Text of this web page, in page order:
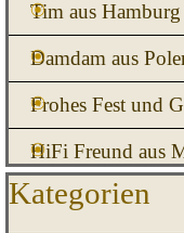
Tim aus Hamburg
Damdam aus
Frohes Fest und
HiFi Freund aus
Block überspringen
Kategorien